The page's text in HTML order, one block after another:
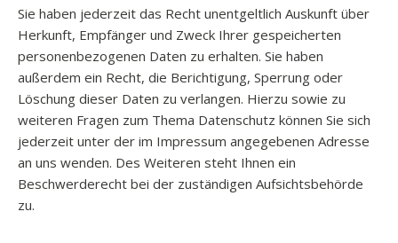
Sie haben jederzeit das Recht unentgeltlich Auskunft über
Herkunft, Empfänger und Zweck Ihrer gespeicherten
personenbezogenen Daten zu erhalten. Sie haben
außerdem ein Recht, die Berichtigung, Sperrung oder
Löschung dieser Daten zu verlangen. Hierzu sowie zu
weiteren Fragen zum Thema Datenschutz können Sie sich
jederzeit unter der im Impressum angegebenen Adresse
an uns wenden. Des Weiteren steht Ihnen ein
Beschwerderecht bei der zuständigen Aufsichtsbehörde
zu.